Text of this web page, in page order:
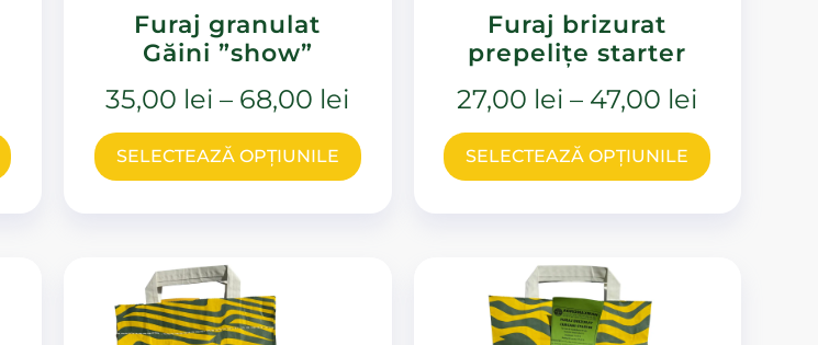
Furaj granulat
Găini ”show”
35,00 lei – 68,00 lei
SELECTEAZĂ OPȚIUNILE
Furaj brizurat
prepelițe starter
27,00 lei – 47,00 lei
SELECTEAZĂ OPȚIUNILE